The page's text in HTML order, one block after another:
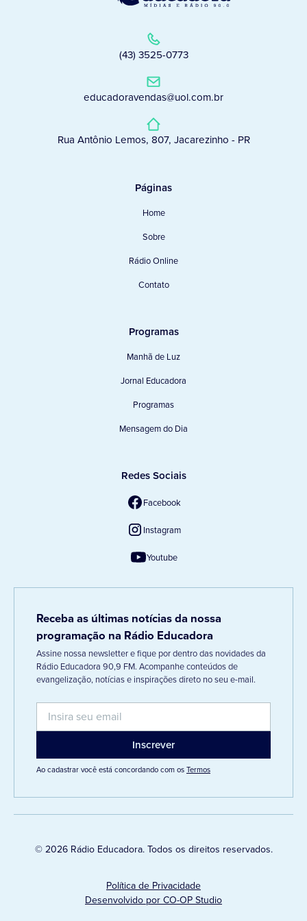
(43) 3525-0773
educadoravendas@uol.com.br
Rua Antônio Lemos, 807, Jacarezinho - PR
Páginas
Home
Sobre
Rádio Online
Contato
Programas
Manhã de Luz
Jornal Educadora
Programas
Mensagem do Dia
Redes Sociais
Facebook
Instagram
Youtube
Receba as últimas notícias da nossa
programação na Rádio Educadora
Assine nossa newsletter e fique por dentro das novidades da
Rádio Educadora 90,9 FM. Acompanhe conteúdos de
evangelização, notícias e inspirações direto no seu e-mail.
Ao cadastrar você está concordando com osTermos
© 2026 Rádio Educadora. Todos os direitos reservados.
Política de Privacidade
Desenvolvido por CO-OP Studio